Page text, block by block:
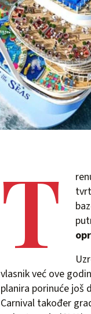
T
vlasnik već ove
planira porinuće još
Carnival također